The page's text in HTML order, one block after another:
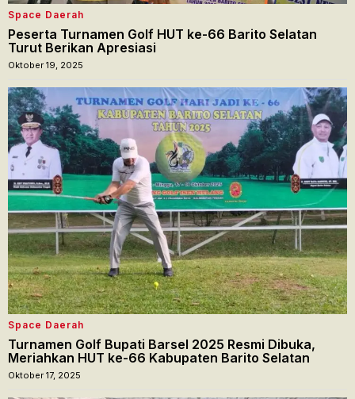
Space Daerah
Peserta Turnamen Golf HUT ke-66 Barito Selatan
Turut Berikan Apresiasi
Oktober 19, 2025
Space Daerah
Turnamen Golf Bupati Barsel 2025 Resmi Dibuka,
Meriahkan HUT ke-66 Kabupaten Barito Selatan
Oktober 17, 2025